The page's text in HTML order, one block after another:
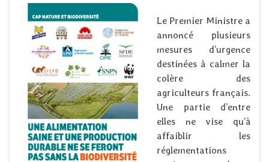
Le Premier Ministre a
annoncé plusieurs
mesures d’urgence
destinées à calmer la
colère des
agriculteurs français.
Une partie d’entre
elles ne vise qu’à
affaiblir les
réglementations